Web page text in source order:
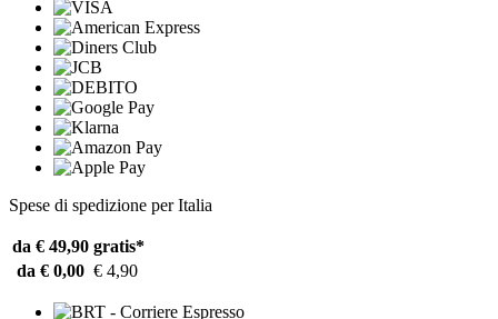
Spese di spedizione per Italia
da € 49,90 gratis*
da € 0,00 € 4,90